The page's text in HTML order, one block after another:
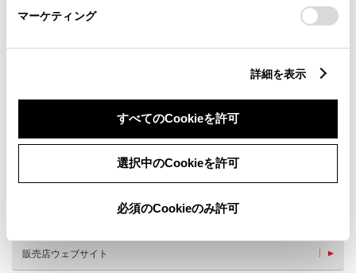
マーケティング
詳細を表示
すべてのCookieを許可
選択中のCookieを許可
必須のCookieのみ許可
新車 サービス 軽自動車
バリアフリー/フラットフロ
WiFi
自動洗車機
販売店ウェブサイト